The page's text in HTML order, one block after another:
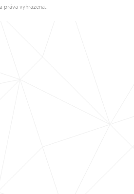
práva vyhrazena..